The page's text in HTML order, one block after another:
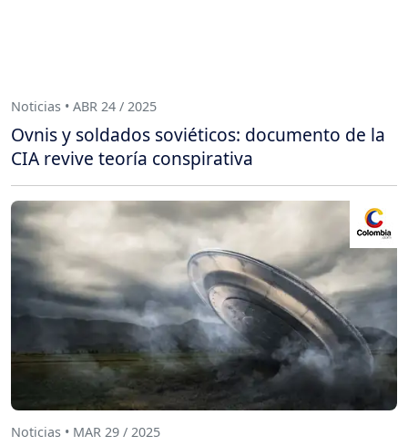
Noticias • ABR 24 / 2025
Ovnis y soldados soviéticos: documento de la
CIA revive teoría conspirativa
Noticias • MAR 29 / 2025